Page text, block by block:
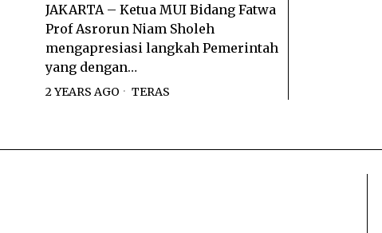
JAKARTA – Ketua MUI Bidang Fatwa
Prof Asrorun Niam Sholeh
mengapresiasi langkah Pemerintah
yang dengan…
2 YEARS AGO TERAS